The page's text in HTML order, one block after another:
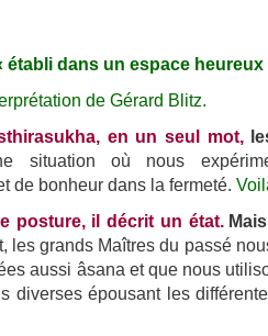
établi dans un espace heureux
de Gérard Blitz.
en un seul mot,
situation où nous
de bonheur dans la fermeté.
posture, il décrit un état.
les grands Maîtres du passé
aussi âsana et que nous
diverses épousant les